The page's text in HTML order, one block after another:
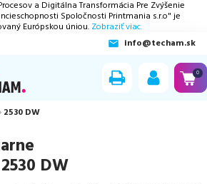
a Digitálna Transformácia Pre Zvýšenie
Spoločnosti Printmania s.r.o" je
Európskou úniou. Zobraziť viac.
info@techam.sk
0
2530 DW
DW